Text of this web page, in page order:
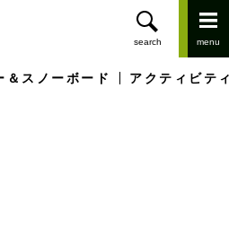
＆スノーボード アクティビテ